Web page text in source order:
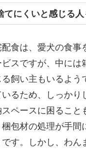
てにくいと感じる人
食は、愛犬の食事
スですが、中には
飼い主もいるよう
るため、しっかり
ペースに困ること
梱包材の処理が手間
す。しかし、わん